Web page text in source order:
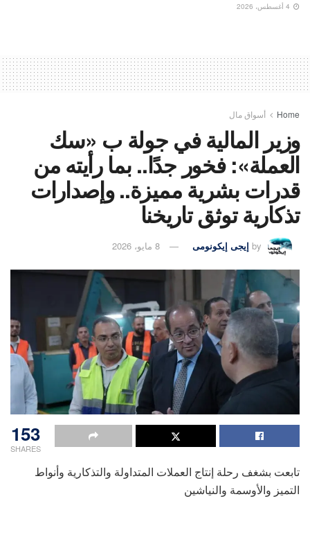
Home أسواق مال
وزير المالية في جولة ب «سك
العملة»: فخور جدًا.. بما رأيته من
قدرات بشرية مميزة.. وإصدارات
تذكارية توثق تاريخنا
by إيجى إيكونومى 8 مايو، 2026
153
SHARES
تابعت بشغف رحلة إنتاج العملات المتداولة والتذكارية وأنواط
التميز والأوسمة والنياشين